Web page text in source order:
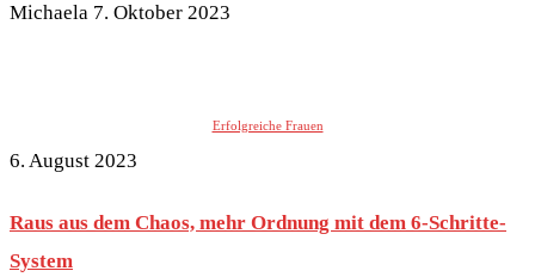
Michaela 7. Oktober 2023
Erfolgreiche Frauen
6. August 2023
Raus aus dem Chaos, mehr Ordnung mit dem 6-Schritte-
System